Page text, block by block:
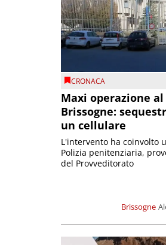
CRONACA
Maxi operazione
Brissogne:
un cellulare
Brissogne
L'intervento ha coinvolto
Polizia penitenziaria,
del Provveditorato